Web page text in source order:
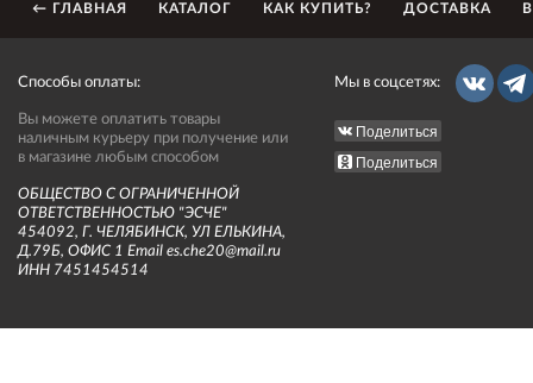
← ГЛАВНАЯ КАТАЛОГ КАК КУПИТЬ? ДОСТАВКА
Способы оплаты:
Вы можете оплатить товары
наличным курьеру при получение или
в магазине любым способом
ОБЩЕСТВО С ОГРАНИЧЕННОЙ
ОТВЕТСТВЕННОСТЬЮ "ЭСЧЕ"
454092, Г. ЧЕЛЯБИНСК, УЛ ЕЛЬКИНА,
Д.79Б, ОФИС 1 Email es.che20@mail.ru
ИНН 7451454514
Мы в соцсетях:
Поделиться
Поделиться